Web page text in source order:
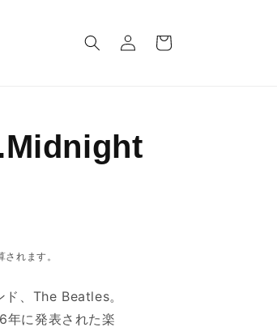
グ
イ
ー
れます。
、 The Beatles。
年に発表された楽